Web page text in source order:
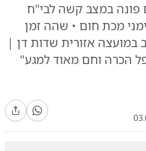
פונה במצב קשה לבי"ח
מכת חום • שהה זמן
במועצה אזורית שדות דן |
הכרה וחם מאוד למגע"